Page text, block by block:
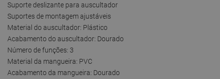
Suporte deslizante para auscultador
Suportes de montagem ajustáveis
Material do auscultador: Plástico
Acabamento do auscultador: Dourado
Número de funções: 3
Material da mangueira: PVC
Acabamento da mangueira: Dourado